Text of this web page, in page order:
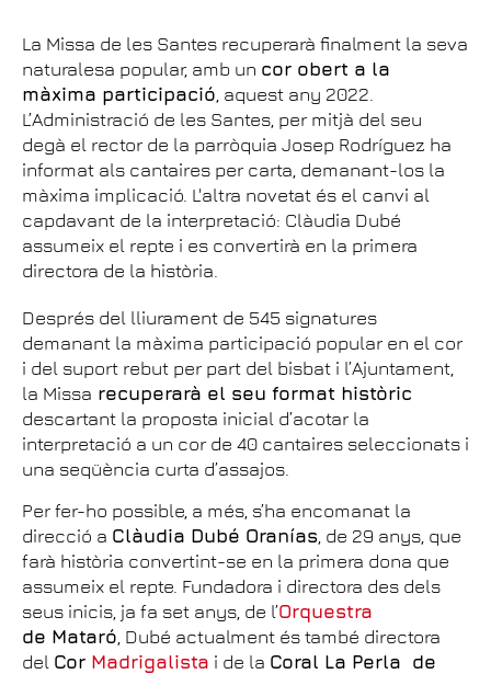
La Missa de les Santes recuperarà finalment la seva
naturalesa popular, amb un cor obert a la
màxima participació, aquest any 2022.
L’Administració de les Santes, per mitjà del seu
degà el rector de la parròquia Josep Rodríguez ha
informat als cantaires per carta, demanant-los la
màxima implicació. L'altra novetat és el canvi al
capdavant de la interpretació: Clàudia Dubé
assumeix el repte i es convertirà en la primera
directora de la història.
Després del lliurament de 545 signatures
demanant la màxima participació popular en el cor
i del suport rebut per part del bisbat i l’Ajuntament,
la Missa recuperarà el seu format històric
descartant la proposta inicial d’acotar la
interpretació a un cor de 40 cantaires seleccionats i
una seqüència curta d’assajos.
Per fer-ho possible, a més, s’ha encomanat la
direcció a Clàudia Dubé Oranías, de 29 anys, que
farà història convertint-se en la primera dona que
assumeix el repte. Fundadora i directora des dels
seus inicis, ja fa set anys, de l’Orquestra
de Mataró, Dubé actualment és també directora
del Cor Madrigalista i de la Coral La Perla de